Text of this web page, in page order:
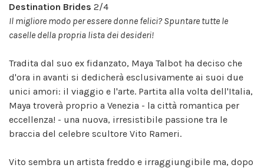
Destination Brides 2/4
Il migliore modo per essere donne felici? Spuntare tutte le
caselle della propria lista dei desideri!
Tradita dal suo ex fidanzato, Maya Talbot ha deciso che
d'ora in avanti si dedicherà esclusivamente ai suoi due
unici amori: il viaggio e l'arte. Partita alla volta dell'Italia,
Maya troverà proprio a Venezia - la città romantica per
eccellenza! - una nuova, irresistibile passione tra le
braccia del celebre scultore Vito Rameri.
Vito sembra un artista freddo e irraggiungibile ma, dopo